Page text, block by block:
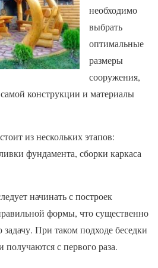
необходимо
выбрать
оптимальные
размеры
сооружения,
конструкции и материалы
из нескольких этапов:
фундамента, сборки каркаса
начинать с построек
формы, что существенно
При таком подходе беседки
получаются с первого раза.